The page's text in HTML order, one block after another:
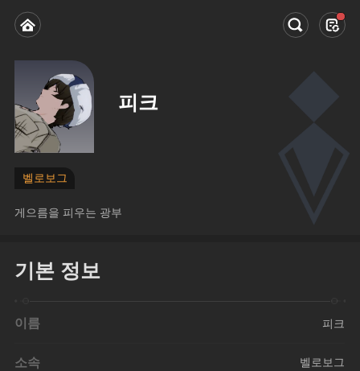
피크
벨로보그
게으름을 피우는 광부
기본 정보
이름 피크
소속 벨로보그